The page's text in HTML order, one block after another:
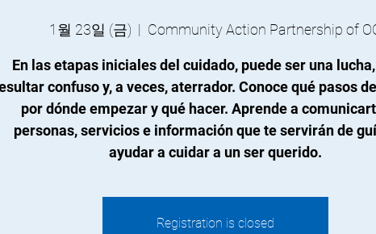
1월 23일 (금)
  |
Community Action Partnership of
En las etapas iniciales del cuidado, puede ser una
confuso y, a veces, aterrador. Conoce qué pasos
por dónde empezar y qué hacer. Aprende a
personas, servicios e información que te servirán de
ayudar a cuidar a un ser querido.
Registration is closed